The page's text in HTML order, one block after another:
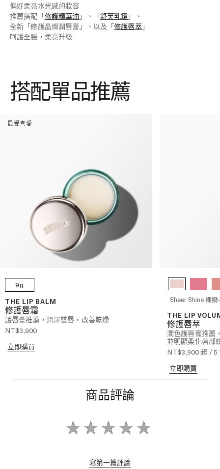
偏好柔亮水光感的妝容
推薦搭配「修護精華油 」、「舒芙乳霜 」、
全新「修護晶燦潤唇膏」、以及「修護唇萃」
呵護全臉，柔亮升級
搭配單品推薦
最受喜愛
9g
THE LIP BALM
修護唇霜
護唇膏推薦，潤澤雙唇，改善乾燥
NT$3,900
立即購買
Sheer Shine 裸
THE LIP
修護唇萃
潤色護唇膏推薦
並明顯柔化唇部
NT$3,900起 / 5
立即購買
商品評論
寫第一篇評論